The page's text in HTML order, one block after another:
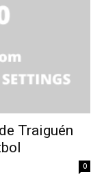
Traiguén
0